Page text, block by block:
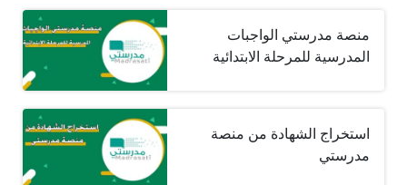
منصة مدرستي الواجبات
المدرسية للمرحلة الابتدائية
استخراج الشهادة من منصة
مدرستي